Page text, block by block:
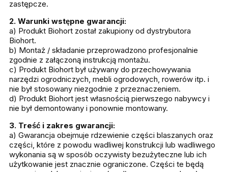
zastępcze.
2. Warunki wstępne gwarancji:
a) Produkt Biohort został zakupiony od dystrybutora
Biohort.
b) Montaż / składanie przeprowadzono profesjonalnie
zgodnie z załączoną instrukcją montażu.
c) Produkt Biohort był używany do przechowywania
narzędzi ogrodniczych, mebli ogrodowych, rowerów itp. i
nie był stosowany niezgodnie z przeznaczeniem.
d) Produkt Biohort jest własnością pierwszego nabywcy i
nie był demontowany i ponownie montowany.
3. Treść i zakres gwarancji:
a) Gwarancja obejmuje rdzewienie części blaszanych oraz
części, które z powodu wadliwej konstrukcji lub wadliwego
wykonania są w sposób oczywisty bezużyteczne lub ich
użytkowanie jest znacznie ograniczone. Części te będą